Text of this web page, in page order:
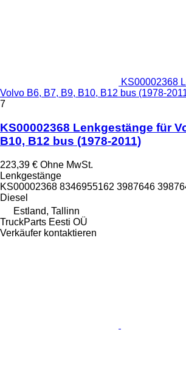
KS00002368
Volvo B6, B7, B9, B10, B12 bus (1978-
7
KS00002368 Lenkgestänge für
B10, B12 bus (1978-2011)
223,39 € Ohne MwSt.
Lenkgestänge
KS00002368 8346955162 3987646
Diesel
Estland, Tallinn
TruckParts Eesti OÜ
Verkäufer kontaktieren